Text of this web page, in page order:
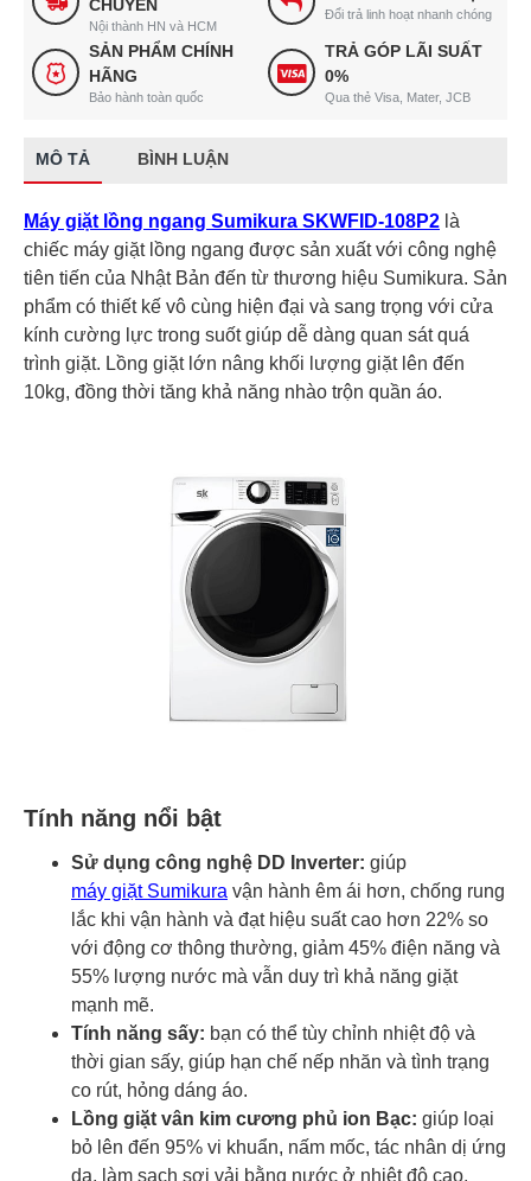
CHUYỂN
Nội thành HN và HCM
Đổi trả linh hoạt nhanh chóng
SẢN PHẨM CHÍNH
HÃNG
Bảo hành toàn quốc
TRẢ GÓP LÃI SUẤT
0%
Qua thẻ Visa, Mater, JCB
MÔ TẢ BÌNH LUẬN
Máy giặt lồng ngang Sumikura SKWFID-108P2 là
chiếc máy giặt lồng ngang được sản xuất với công nghệ
tiên tiến của Nhật Bản đến từ thương hiệu Sumikura. Sản
phẩm có thiết kế vô cùng hiện đại và sang trọng với cửa
kính cường lực trong suốt giúp dễ dàng quan sát quá
trình giặt. Lồng giặt lớn nâng khối lượng giặt lên đến
10kg, đồng thời tăng khả năng nhào trộn quần áo.
Tính năng nổi bật
Sử dụng công nghệ DD Inverter: giúp
máy giặt Sumikura vận hành êm ái hơn, chống rung
lắc khi vận hành và đạt hiệu suất cao hơn 22% so
với động cơ thông thường, giảm 45% điện năng và
55% lượng nước mà vẫn duy trì khả năng giặt
mạnh mẽ.
Tính năng sấy: bạn có thể tùy chỉnh nhiệt độ và
thời gian sấy, giúp hạn chế nếp nhăn và tình trạng
co rút, hỏng dáng áo.
Lồng giặt vân kim cương phủ ion Bạc: giúp loại
bỏ lên đến 95% vi khuẩn, nấm mốc, tác nhân dị ứng
da, làm sạch sợi vải bằng nước ở nhiệt độ cao.